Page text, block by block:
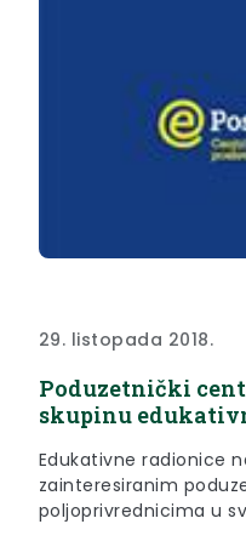
29. listopada 2018.
Poduzetnički
skupinu
Edukativne radionice
zainteresiranim
poljoprivrednicima u